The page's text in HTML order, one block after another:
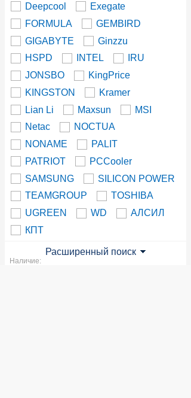
Deepcool
Exegate
FORMULA
GEMBIRD
GIGABYTE
Ginzzu
HSPD
INTEL
IRU
JONSBO
KingPrice
KINGSTON
Kramer
Lian Li
Maxsun
MSI
Netac
NOCTUA
NONAME
PALIT
PATRIOT
PCCooler
SAMSUNG
SILICON POWER
TEAMGROUP
TOSHIBA
UGREEN
WD
АЛСИЛ
КПТ
Расширенный поиск
Наличие: